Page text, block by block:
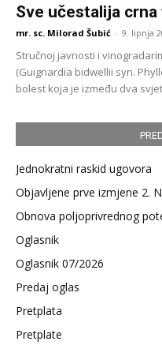
Sve učestalija
mr. sc. Milorad Šubić - 9. lipnja
Stručnoj javnosti i
(Guignardia bidwellii syn.
bolest koja je između dva
Jednokratni raskid ugovora
Objavljene prve izmjene 2.
Obnova poljoprivrednog
Oglasnik
Oglasnik 07/2026
Predaj oglas
Pretplata
Pretplate